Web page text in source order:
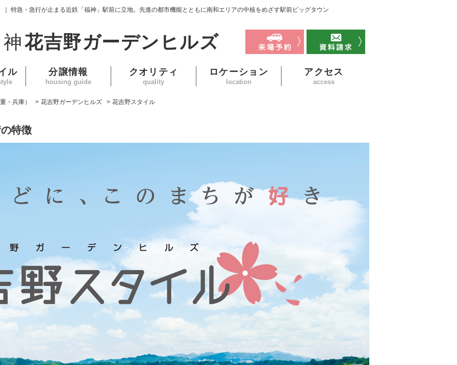
特急・急行が止まる近鉄「福神」駅前に立地。先進の都市機能とともに南和エリアの中核をめざす駅前ビッグタウン
花吉野ガーデンヒルズ
ル 分譲情報
housing guide
クオリティ
quality
ロケーション
location
アクセス
access
・兵庫） > 花吉野ガーデンヒルズ > 花吉野スタイル
特徴